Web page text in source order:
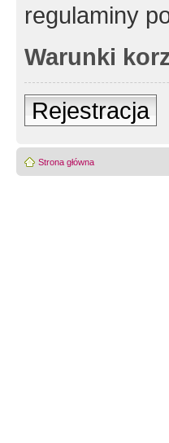
regulaminy
Warunki
Rejestracja
Strona główna